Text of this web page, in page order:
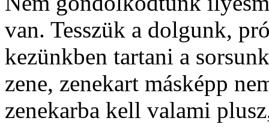
van. Tesszük a dolgunk,
kezünkben tartani a
zene, zenekart másképp
zenekarba kell valami